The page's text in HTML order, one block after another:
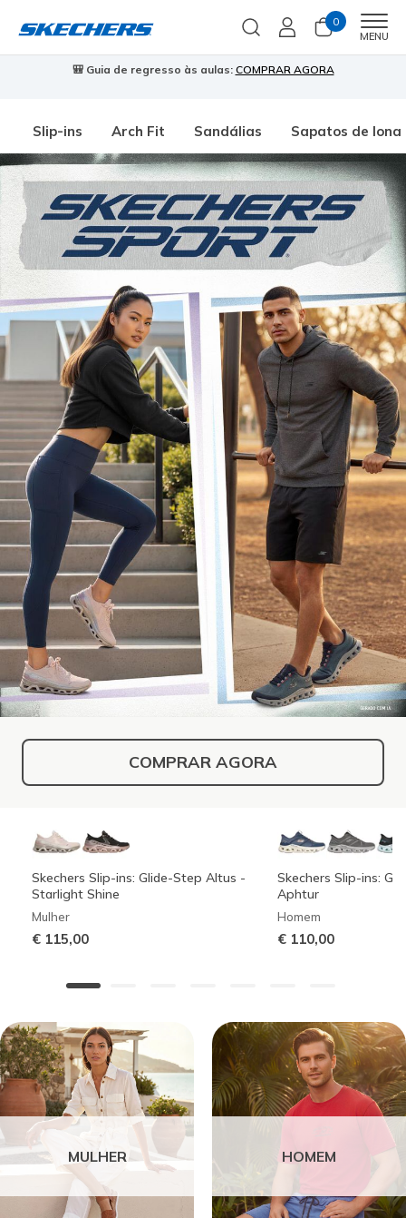
0
MENU
🎒 Guia de regresso às aulas: COMPRAR AGORA
Slip-ins Arch Fit Sandálias Sapatos de lona
COMPRAR AGORA
Skechers Slip-ins: Glide-Step Altus -
Starlight Shine
Mulher
€ 115,00
Skechers Slip-ins:
Aphtur
Homem
€ 110,00
MULHER HOMEM